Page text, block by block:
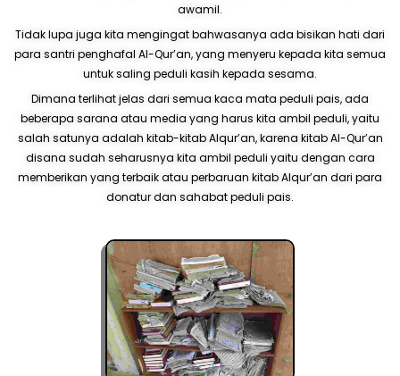
awamil.
Tidak lupa juga kita mengingat bahwasanya ada bisikan hati dari
para santri penghafal Al-Qur’an, yang menyeru kepada kita semua
untuk saling peduli kasih kepada sesama.
Dimana terlihat jelas dari semua kaca mata peduli pais, ada
beberapa sarana atau media yang harus kita ambil peduli, yaitu
salah satunya adalah kitab-kitab Alqur’an, karena kitab Al-Qur’an
disana sudah seharusnya kita ambil peduli yaitu dengan cara
memberikan yang terbaik atau perbaruan kitab Alqur’an dari para
donatur dan sahabat peduli pais.